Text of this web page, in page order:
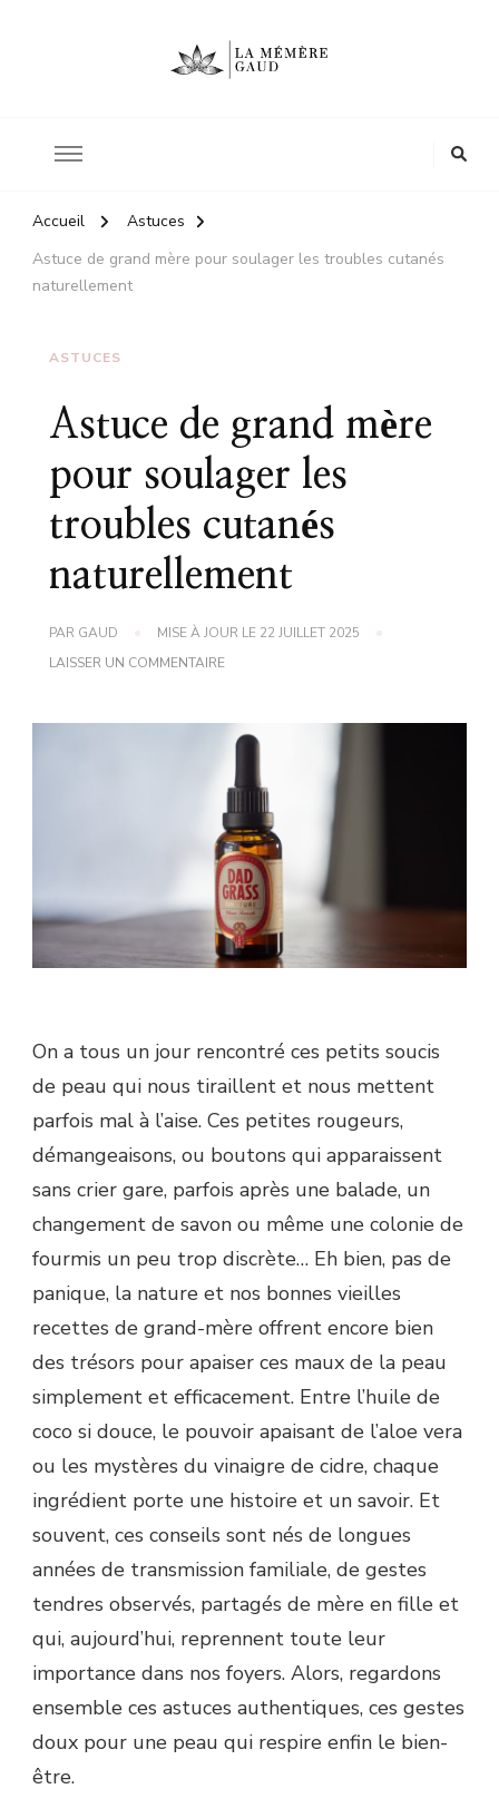
Accueil
Astuces
Astuce de grand mère pour soulager les troubles cutanés
naturellement
ASTUCES
Astuce de grand mère
pour soulager les
troubles cutanés
naturellement
PAR GAUD MISE À JOUR LE 22 JUILLET 2025
LAISSER UN COMMENTAIRESUR
GRAND
MÈRE
SOULAGER
LES
TROUBLES
CUTANÉS
NATURELLEMENT
On a tous un jour rencontré ces petits soucis
de peau qui nous tiraillent et nous mettent
parfois mal à l’aise. Ces petites rougeurs,
démangeaisons, ou boutons qui apparaissent
sans crier gare, parfois après une balade, un
changement de savon ou même une colonie de
fourmis un peu trop discrète… Eh bien, pas de
panique, la nature et nos bonnes vieilles
recettes de grand-mère offrent encore bien
des trésors pour apaiser ces maux de la peau
simplement et efficacement. Entre l’huile de
coco si douce, le pouvoir apaisant de l’aloe vera
ou les mystères du vinaigre de cidre, chaque
ingrédient porte une histoire et un savoir. Et
souvent, ces conseils sont nés de longues
années de transmission familiale, de gestes
tendres observés, partagés de mère en fille et
qui, aujourd’hui, reprennent toute leur
importance dans nos foyers. Alors, regardons
ensemble ces astuces authentiques, ces gestes
doux pour une peau qui respire enfin le bien-
être.